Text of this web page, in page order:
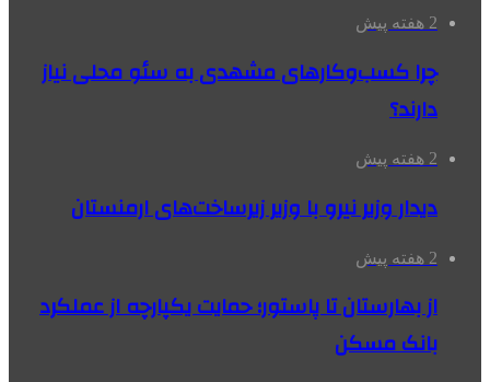
2 هفته پیش
چرا کسب‌وکارهای مشهدی به سئو محلی نیاز
دارند؟
2 هفته پیش
دیدار وزیر نیرو با وزیر زیرساخت‌های ارمنستان
2 هفته پیش
از بهارستان تا پاستور؛ حمایت یکپارچه از عملکرد
بانک مسکن